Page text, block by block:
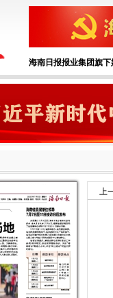
海南日报报业集团旗下
上